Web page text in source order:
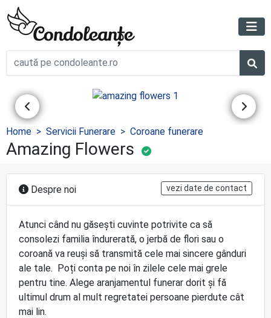
Home Servicii Funerare Coroane funerare
Amazing Flowers
Despre noi vezi date de contact
Atunci când nu găsești cuvinte potrivite ca să
consolezi familia îndurerată, o jerbă de flori sau o
coroană va reuși să transmită cele mai sincere gânduri
ale tale. Poți conta pe noi în zilele cele mai grele
pentru tine. Alege aranjamentul funerar dorit și fă
ultimul drum al mult regretatei persoane pierdute cât
mai lin.